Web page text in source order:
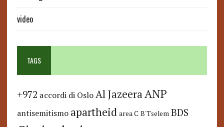
video
TAGS
+972 accordi di Oslo Al JazeeraANP
antisemitismo apartheid area C B'Tselem BDS